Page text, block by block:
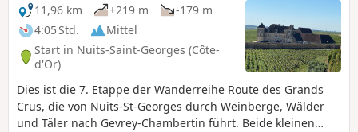
11,96 km
+219 m
-179 m
4:05 Std.
Mittel
Start in Nuits-Saint-Georges (Côte-
d'Or)
Dies ist die 7. Etappe der Wanderreihe Route des Grands
Crus, die von Nuits-St-Georges durch Weinberge, Wälder
und Täler nach Gevrey-Chambertin führt. Beide kleinen